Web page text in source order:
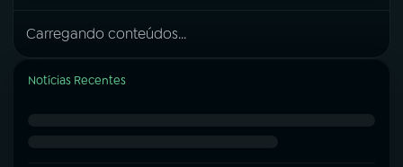
Carregando conteúdos...
Notícias Recentes